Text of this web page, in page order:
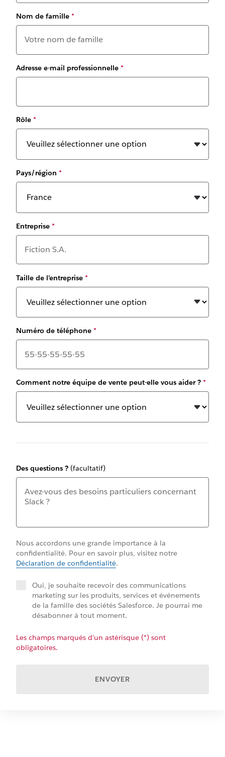
Nom de famille *
Adresse e-mail professionnelle *
Rôle *
Pays/région *
Entreprise *
Taille de l’entreprise *
Numéro de téléphone *
Comment notre équipe de vente peut-elle vous aider ? *
Des questions ? (facultatif)
Nous accordons une grande importance à la
confidentialité. Pour en savoir plus, visitez notre
Déclaration de confidentialité.
Oui, je souhaite recevoir des communications
marketing sur les produits, services et événements
de la famille des sociétés Salesforce. Je pourrai me
désabonner à tout moment.
Les champs marqués d’un astérisque (*) sont
obligatoires.
ENVOYER